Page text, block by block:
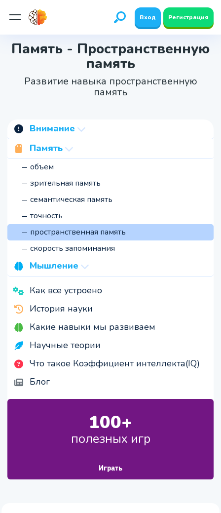
Вход Регистрация
Память - Пространственную
память
Развитие навыка пространственную
память
Внимание
концентрация
переключение
устойчивость
объем
непроизвольное
произвольное
Память
объем
зрительная память
семантическая память
точность
пространственная память
скорость запоминания
Мышление
логика
Как все устроено
История науки
Какие навыки мы развиваем
Научные теории
Что такое Коэффициент интеллекта(IQ)
Блог
100+
полезных игр
Играть